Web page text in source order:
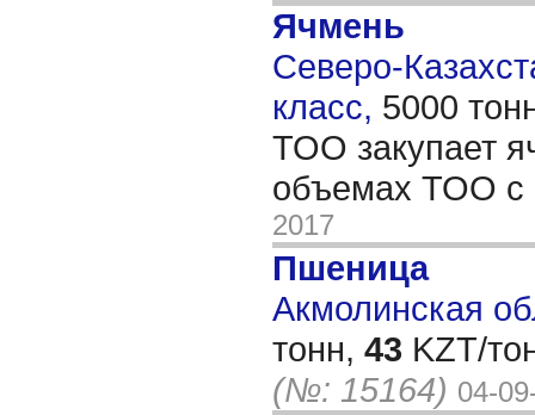
Ячмень
Северо-
класс, 5000
ТОО закупает
объемах ТОО
2017
Пшеница
Акмолинская
тонн, 43 KZT/
(№: 15164) 04-